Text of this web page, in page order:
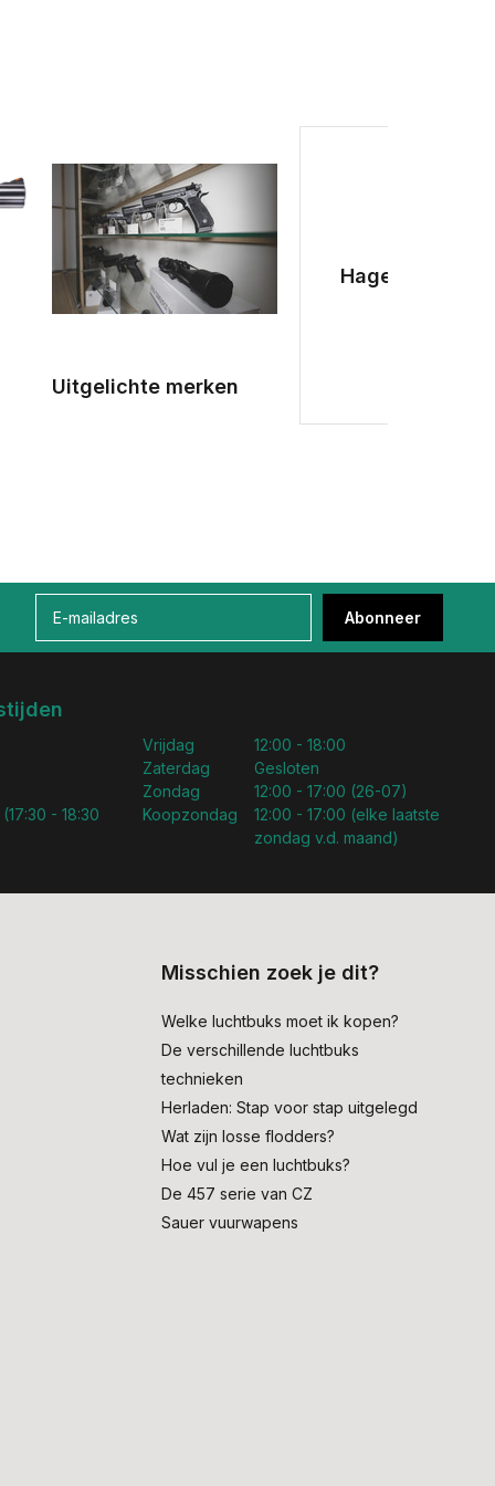
Uitgelichte merken
Hagelgeweren
Abonneer
- 18:30
Vrijdag
Zaterdag
Zondag
Koopzondag
12:00 - 18:00
Gesloten
12:00 - 17:00 (26-07)
12:00 - 17:00 (elke laatste
zondag v.d. maand)
Misschien zoek je dit?
Welke luchtbuks moet ik kopen?
De verschillende luchtbuks
technieken
Herladen: Stap voor stap uitgelegd
Wat zijn losse flodders?
Hoe vul je een luchtbuks?
De 457 serie van CZ
Sauer vuurwapens